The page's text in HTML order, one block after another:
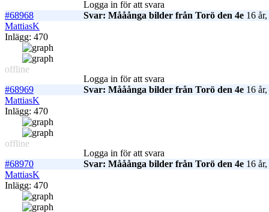
Logga in för att svara
#68968
Svar: Mååånga bilder från Torö den 4e 16
MattiasK
Inlägg: 470
offline
Logga in för att svara
#68969
Svar: Mååånga bilder från Torö den 4e 16
MattiasK
Inlägg: 470
offline
Logga in för att svara
#68970
Svar: Mååånga bilder från Torö den 4e 16
MattiasK
Inlägg: 470